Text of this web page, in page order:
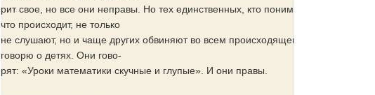
рит свое, но все они неправы. Но тех единственных, кто понимает,
что происходит, не только
не слушают, но и чаще других обвиняют во всем происходящем. Я
говорю о детях. Они гово-
рят: «Уроки математики скучные и глупые». И они правы.